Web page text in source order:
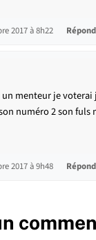
2017 à 8h22
un menteur je
numéro 2 son fuls
2017 à 9h48